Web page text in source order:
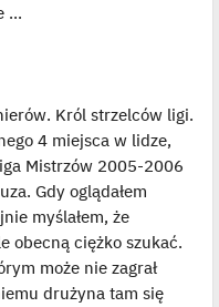
...
Król strzelców ligi.
4 miejsca w lidze,
Mistrzów 2005-2006
Gdy oglądałem
myślałem, że
obecną ciężko szukać.
może nie zagrał
drużyna tam się